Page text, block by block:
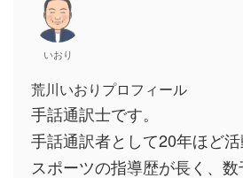
いおり
荒川いおりプロフィール
手話通訳士です。
手話通訳者として20年ほど活
スポーツの指導歴が長く、